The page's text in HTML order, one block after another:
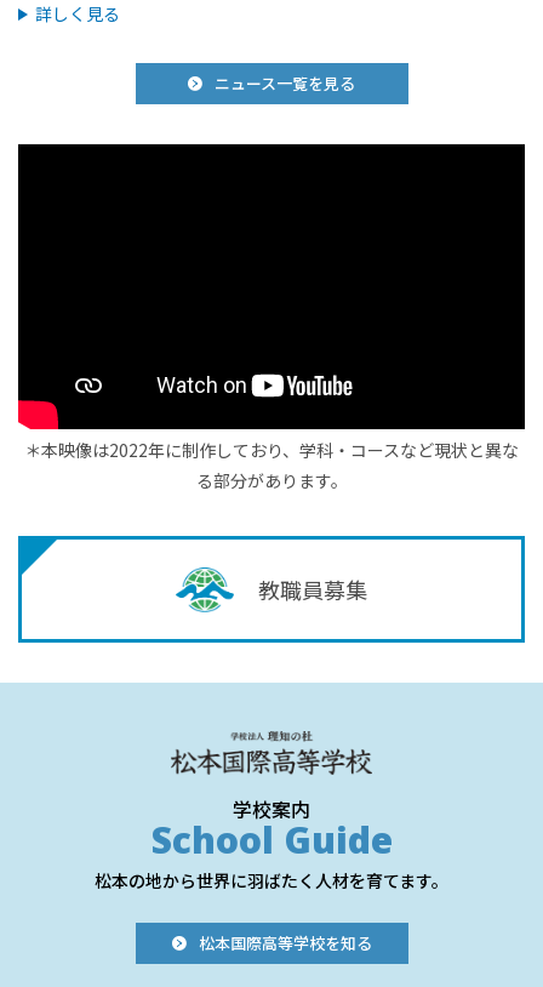
詳しく見る
ニュース一覧を見る
＊本映像は2022年に制作しており、学科・コースなど現状と異な
る部分があります。
教職員募集
学校案内
School Guide
松本の地から世界に羽ばたく人材を育てます。
松本国際高等学校を知る